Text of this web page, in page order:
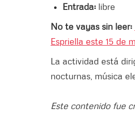
Entrada: libre
No te vayas sin leer:
Espriella este 15 de
La actividad está
nocturnas, música
Este contenido fue